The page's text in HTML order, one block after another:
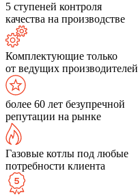
5 ступеней контроля
качества на производстве
Комплектующие только
от ведущих производителей
более 60 лет безупречной
репутации на рынке
Газовые котлы под любые
потребности клиента